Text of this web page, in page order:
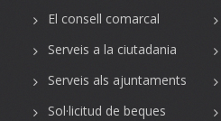
El consell comarcal
Serveis a la ciutadania
Serveis als ajuntaments
Sol·licitud de beques